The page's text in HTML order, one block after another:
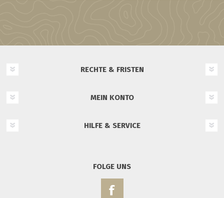
RECHTE & FRISTEN
MEIN KONTO
HILFE & SERVICE
FOLGE UNS